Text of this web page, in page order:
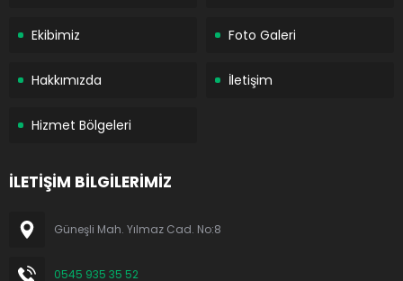
Ekibimiz Foto Galeri
Hakkımızda İletişim
Hizmet Bölgeleri
İLETİŞİM BİLGİLERİMİZ
Güneşli Mah. Yılmaz Cad. No:8
0545 935 35 52